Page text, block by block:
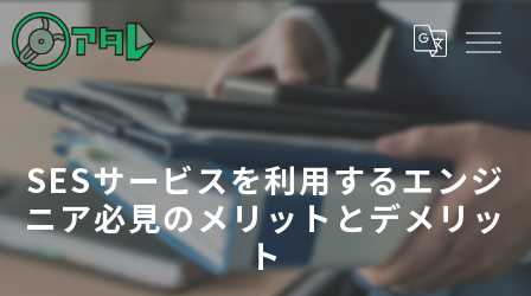
SESサービスを利用するエンジ
ニア必見のメリットとデメリッ
ト